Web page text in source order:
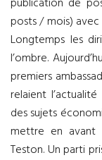
posts / mois)
Longtemps les
l’ombre.
premiers
relaient
des sujets
mettre en avant
Teston. Un parti